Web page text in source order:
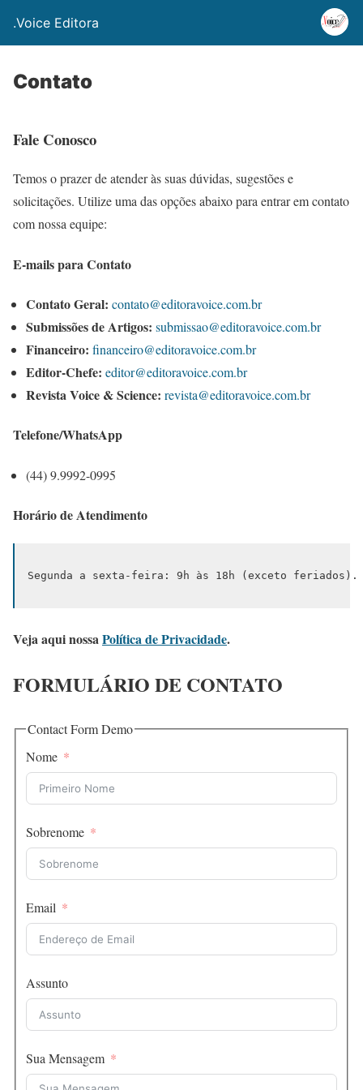
.Voice Editora
Contato
Fale Conosco
Temos o prazer de atender às suas dúvidas, sugestões e
solicitações. Utilize uma das opções abaixo para entrar em contato
com nossa equipe:
E-mails para Contato
Contato Geral: contato@editoravoice.com.br
Submissões de Artigos: submissao@editoravoice.com.br
Financeiro: financeiro@editoravoice.com.br
Editor-Chefe: editor@editoravoice.com.br
Revista Voice & Science: revista@editoravoice.com.br
Telefone/WhatsApp
(44) 9.9992-0995
Horário de Atendimento
Segunda a sexta-feira: 9h às 18h (exceto feriados).
Veja aqui nossaPolítica de Privacidade.
FORMULÁRIO DE CONTATO
Contact Form Demo
Nome
Sobrenome
Email
Assunto
Sua Mensagem